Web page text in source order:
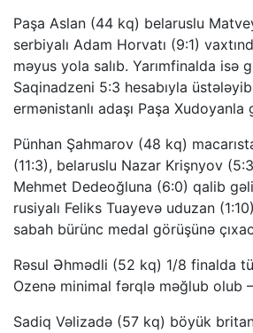
Paşa Aslan (44 kq) belaruslu
serbiyalı Adam Horvatı (9:1)
məyus yola salıb. Yarımfinalda isə
Saqinadzeni 5:3 hesabıyla
ermənistanlı adaşı Paşa Xudoyanla
Pünhan Şahmarov (48 kq)
(11:3), belaruslu Nazar Krişnyov
Mehmet Dedeoğluna (6:0) qalib
rusiyalı Feliks Tuayevə uduzan
sabah bürünc medal görüşünə
Rəsul Əhmədli (52 kq) 1/8 finalda
Ozenə minimal fərqlə məğlub olub
Sadiq Vəlizadə (57 kq) böyük